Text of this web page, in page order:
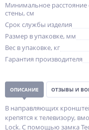
Минимальное расстояние
стены, см
Срок службы изделия
Размер в упаковке, мм
Вес в упаковке, кг
Гарантия производителя
ОПИСАНИЕ ОТЗЫВЫ И
В направляющих
крепятся к телевизору,
Lock. С помощью замка